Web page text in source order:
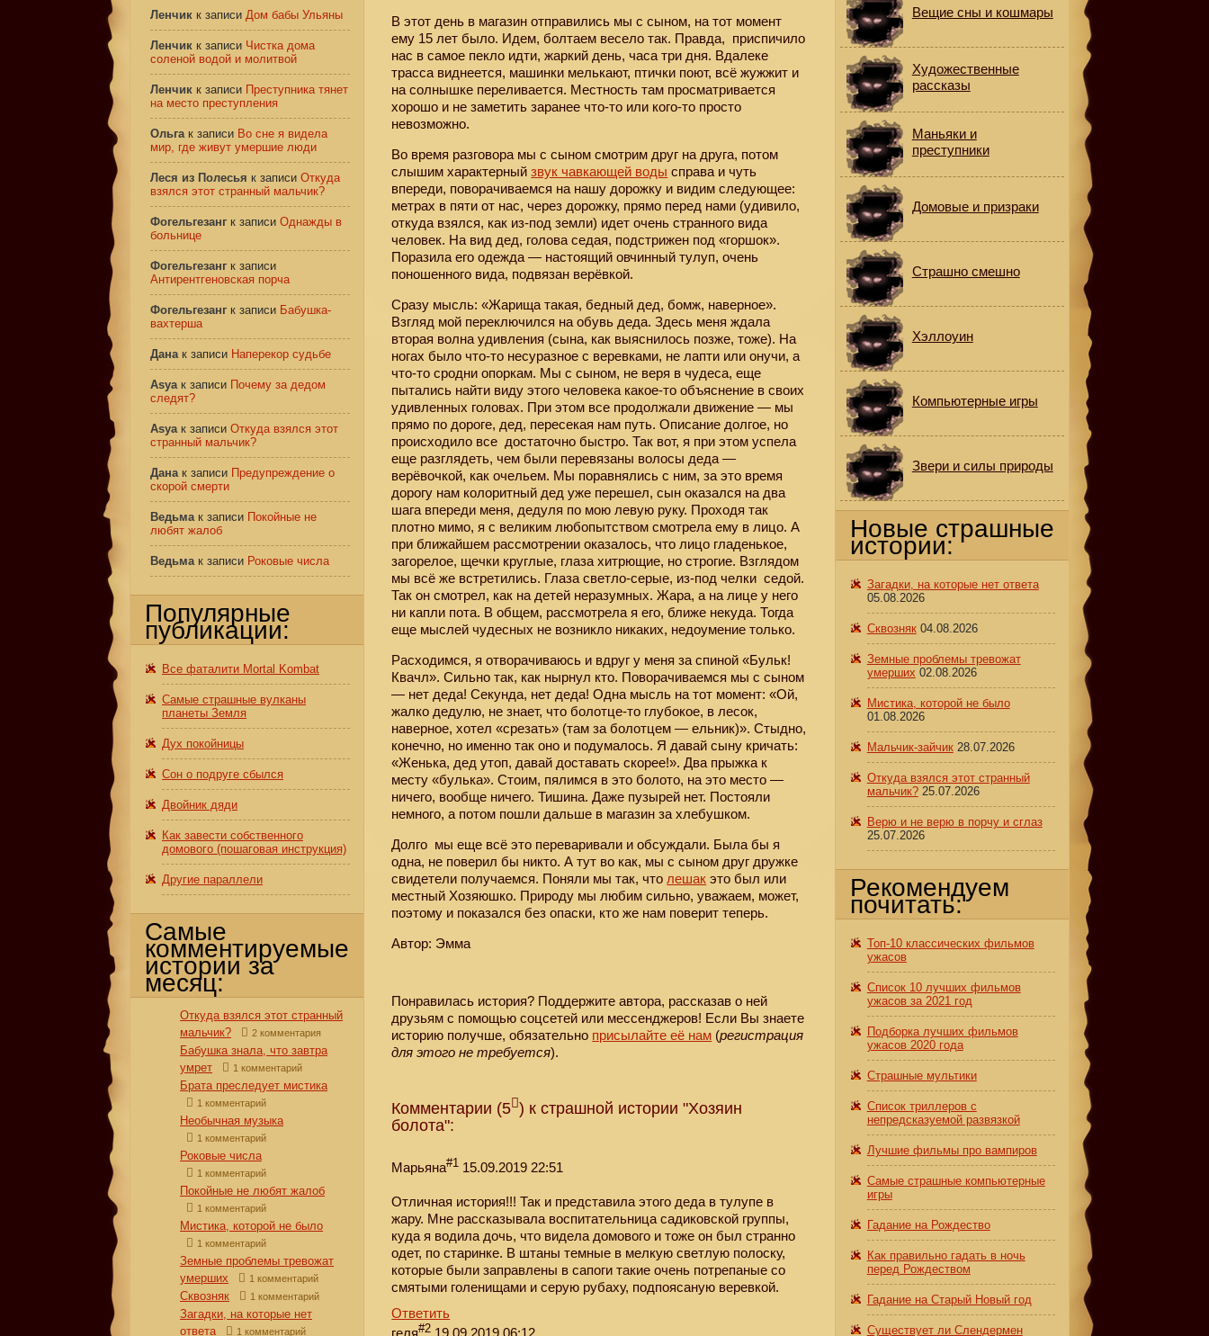
В этот день в магазин отправились мы с сыном, на тот момент
ему 15 лет было. Идем, болтаем весело так. Правда, приспичило
нас в самое пекло идти, жаркий день, часа три дня. Вдалеке
трасса виднеется, машинки мелькают, птички поют, всё жужжит и
на солнышке переливается. Местность там просматривается
хорошо и не заметить заранее что-то или кого-то просто
невозможно.
Во время разговора мы с сыном смотрим друг на друга, потом
слышим характерныйзвук чавкающей воды справа и чуть
впереди, поворачиваемся на нашу дорожку и видим следующее:
метрах в пяти от нас, через дорожку, прямо перед нами (удивило,
откуда взялся, как из-под земли) идет очень странного вида
человек. На вид дед, голова седая, подстрижен под «горшок».
Поразила его одежда — настоящий овчинный тулуп, очень
поношенного вида, подвязан верёвкой.
Сразу мысль: «Жарища такая, бедный дед, бомж, наверное».
Взгляд мой переключился на обувь деда. Здесь меня ждала
вторая волна удивления (сына, как выяснилось позже, тоже). На
ногах было что-то несуразное с веревками, не лапти или онучи, а
что-то сродни опоркам. Мы с сыном, не веря в чудеса, еще
пытались найти виду этого человека какое-то объяснение в своих
удивленных головах. При этом все продолжали движение — мы
прямо по дороге, дед, пересекая нам путь. Описание долгое, но
происходило все достаточно быстро. Так вот, я при этом успела
еще разглядеть, чем были перевязаны волосы деда —
верёвочкой, как очельем. Мы поравнялись с ним, за это время
дорогу нам колоритный дед уже перешел, сын оказался на два
шага впереди меня, дедуля по мою левую руку. Проходя так
плотно мимо, я с великим любопытством смотрела ему в лицо. А
при ближайшем рассмотрении оказалось, что лицо гладенькое,
загорелое, щечки круглые, глаза хитрющие, но строгие. Взглядом
мы всё же встретились. Глаза светло-серые, из-под челки седой.
Так он смотрел, как на детей неразумных. Жара, а на лице у него
ни капли пота. В общем, рассмотрела я его, ближе некуда. Тогда
еще мыслей чудесных не возникло никаких, недоумение только.
Расходимся, я отворачиваюсь и вдруг у меня за спиной «Бульк!
Квачл». Сильно так, как нырнул кто. Поворачиваемся мы с сыном
— нет деда! Секунда, нет деда! Одна мысль на тот момент: «Ой,
жалко дедулю, не знает, что болотце-то глубокое, в лесок,
наверное, хотел «срезать» (там за болотцем — ельник)». Стыдно,
конечно, но именно так оно и подумалось. Я давай сыну кричать:
«Женька, дед утоп, давай доставать скорее!». Два прыжка к
месту «булька». Стоим, пялимся в это болото, на это место —
ничего, вообще ничего. Тишина. Даже пузырей нет. Постояли
немного, а потом пошли дальше в магазин за хлебушком.
Долго мы еще всё это переваривали и обсуждали. Была бы я
одна, не поверил бы никто. А тут во как, мы с сыном друг дружке
свидетели получаемся. Поняли мы так, что лешак это был или
местный Хозяюшко. Природу мы любим сильно, уважаем, может,
поэтому и показался без опаски, кто же нам поверит теперь.
Автор: Эмма
Понравилась история? Поддержите автора, рассказав о ней
друзьям с помощью соцсетей или мессенджеров! Если Вы знаете
историю получше, обязательно присылайте её нам (регистрация
для этого не требуется).
Комментарии (5 ) к страшной истории "Хозяин
болота":
Марьяна#1 15.09.2019 22:51
Отличная история!!! Так и представила этого деда в тулупе в
жару. Мне рассказывала воспитательница садиковской группы,
куда я водила дочь, что видела домового и тоже он был странно
одет, по старинке. В штаны темные в мелкую светлую полоску,
которые были заправлены в сапоги такие очень потрепаные со
смятыми голенищами и серую рубаху, подпоясаную веревкой.
Ответить
#2
Ленчик к записи Дом бабы Ульяны
Ленчик к записи Чистка дома
соленой водой и молитвой
Ленчик к записи Преступника тянет
на место преступления
Ольгак записи Во сне я видела
мир, где живут умершие люди
Леся из Полесья к записи Откуда
взялся этот странный мальчик?
Фогельгезанг к записи Однажды в
больнице
Фогельгезанг к записи
Антирентгеновская порча
Фогельгезанг к записи Бабушка-
вахтерша
Данак записи Наперекор судьбе
Asyaк записи Почему за дедом
следят?
Asyaк записи Откуда взялся этот
странный мальчик?
Данак записи Предупреждение о
скорой смерти
Ведьмак записи Покойные не
любят жалоб
Ведьмак записи Роковые числа
Популярные
публикации:
Все фаталити Mortal Kombat
Самые страшные вулканы
планеты Земля
Дух покойницы
Сон о подруге сбылся
Двойник дяди
Как завести собственного
домового (пошаговая инструкция)
Другие параллели
Самые
комментируемые
истории за
месяц:
Откуда взялся этот странный
мальчик?
2 комментария
Бабушка знала, что завтра
умрет
1 комментарий
Брата преследует мистика
1 комментарий
Необычная музыка
1 комментарий
Роковые числа
1 комментарий
Покойные не любят жалоб
1 комментарий
Мистика, которой не было
1 комментарий
Земные проблемы тревожат
умерших
1 комментарий
Сквозняк 1 комментарий
Загадки, на которые нет
ответа
1 комментарий
Вещие сны и кошмары
Художественные
рассказы
Маньяки и
преступники
Домовые и призраки
Страшно смешно
Хэллоуин
Компьютерные игры
Звери и силы природы
Новые страшные
истории:
Загадки, на которые нет ответа
05.08.2026
Сквозняк 04.08.2026
Земные проблемы тревожат
умерших 02.08.2026
Мистика, которой не было
01.08.2026
Мальчик-зайчик 28.07.2026
Откуда взялся этот странный
мальчик? 25.07.2026
Верю и не верю в порчу и сглаз
25.07.2026
Рекомендуем
почитать:
Топ-10 классических фильмов
ужасов
Список 10 лучших фильмов
ужасов за 2021 год
Подборка лучших фильмов
ужасов 2020 года
Страшные мультики
Список триллеров с
непредсказуемой развязкой
Лучшие фильмы про вампиров
Самые страшные компьютерные
игры
Гадание на Рождество
Как правильно гадать в ночь
перед Рождеством
Гадание на Старый Новый год
Существует ли Слендермен